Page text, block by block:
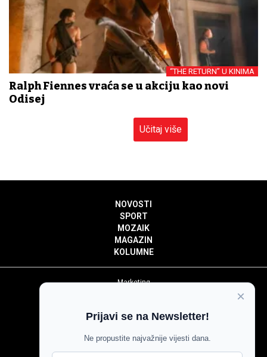
“THE RETURN” U KINIMA
Ralph Fiennes vraća se u akciju kao novi
Odisej
Učitaj više
NOVOSTI
SPORT
MOZAIK
MAGAZIN
KOLUMNE
Marketing
Impressum
Pravila komentiranja
Agroglas
×
Prijavi se na Newsletter!
Ne propustite najvažnije vijesti dana.